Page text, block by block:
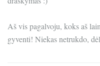
Aš vis pagalvoju, koks aš
gyventi! Niekas netrukdo,